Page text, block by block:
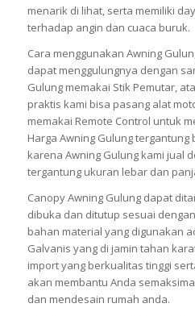
menarik di lihat, serta memiliki
terhadap angin dan cuaca buruk.
Cara menggunakan Awning
dapat menggulungnya dengan
Gulung memakai Stik Pemutar,
praktis kami bisa pasang alat
memakai Remote Control untuk
Harga Awning Gulung
karena Awning Gulung kami jual
tergantung ukuran lebar dan
Canopy Awning Gulung dapat
dibuka dan ditutup sesuai
bahan material yang digunakan
Galvanis yang di jamin tahan
import yang berkualitas tinggi
akan membantu Anda
dan mendesain rumah anda.